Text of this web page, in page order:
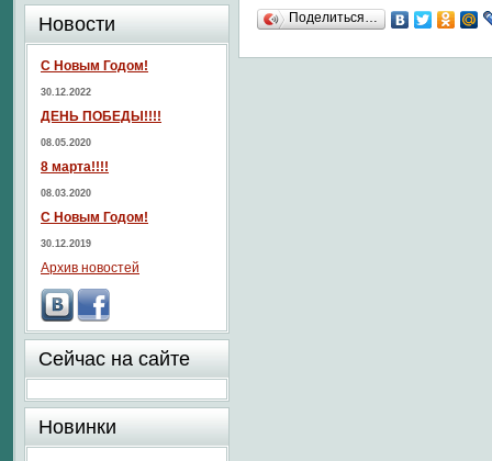
Поделиться…
Новости
С Новым Годом!
30.12.2022
ДЕНЬ ПОБЕДЫ!!!!
08.05.2020
8 марта!!!!
08.03.2020
С Новым Годом!
30.12.2019
Архив новостей
Сейчас на сайте
Новинки